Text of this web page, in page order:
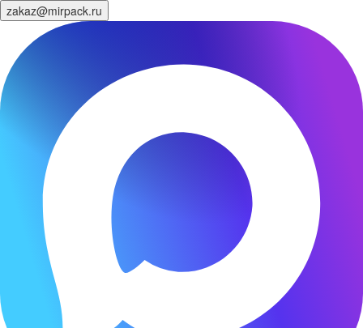
zakaz@mirpack.ru